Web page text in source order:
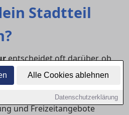
Alle Cookies ablehnen
Datenschutzerklärung
Stadtteil
entscheidet oft darüber, ob
zum Wohnen lohnt. Ob
Einkaufsmöglichkeiten,
und Freizeitangebote